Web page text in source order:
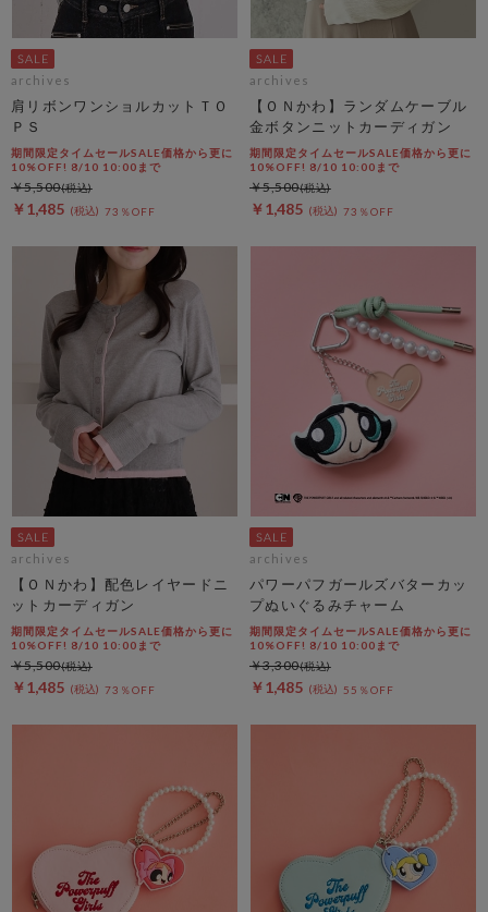
archives
肩リボンワンショルカットＴＯ
ＰＳ
期間限定タイムセールSALE価格から更に
10%OFF! 8/10 10:00まで
￥1,485 73％OFF
￥5,500
archives
【ＯＮかわ】ランダムケーブル
金ボタンニットカーディガン
期間限定タイムセールSALE価格から更に
10%OFF! 8/10 10:00まで
￥1,485 73％OFF
￥5,500
archives
【ＯＮかわ】配色レイヤードニ
ットカーディガン
期間限定タイムセールSALE価格から更に
10%OFF! 8/10 10:00まで
￥1,485 73％OFF
￥5,500
archives
パワーパフガールズバターカッ
プぬいぐるみチャーム
期間限定タイムセールSALE価格から更に
10%OFF! 8/10 10:00まで
￥1,485 55％OFF
￥3,300